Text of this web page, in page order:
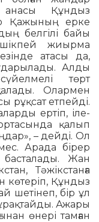
анасы Құндыз
Қажының ерке
белгілі байы
жиырма
атасы да,
Алды
төрт
Олармен
рұқсат етпейді.
ертіп, іле­
қалып
– дейді. Ол
Арада бірер
Жан
Тәжікстанға
кө­теріп, Құндыз
шетінеп, бір ұл
Ажары
өнері тамған